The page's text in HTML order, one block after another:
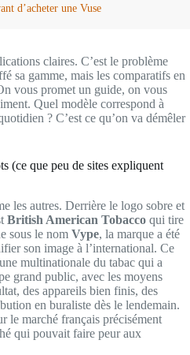
d’acheter une Vuse
claires. C’est le problème
sa gamme, mais les comparatifs en
vous promet un guide, on vous
Quel modèle correspond à
? C’est ce qu’on va démêler
(ce que peu de sites expliquent
les autres. Derrière le logo sobre et
British American Tobacco qui tire
sous le nom Vype, la marque a été
son image à l’international. Ce
multinationale du tabac qui a
grand public, avec les moyens
des appareils bien finis, des
en buraliste dès le lendemain.
le marché français précisément
qui pouvait faire peur aux